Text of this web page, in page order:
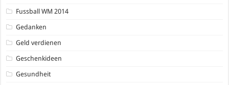
Fussball WM 2014
Gedanken
Geld verdienen
Geschenkideen
Gesundheit